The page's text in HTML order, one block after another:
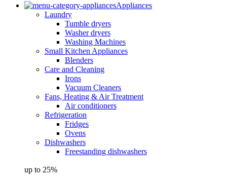
Appliances
Laundry
Tumble dryers
Washer dryers
Washing Machines
Small Kitchen Appliances
Blenders
Care and Cleaning
Irons
Vacuum Cleaners
Fans, Heating & Air Treatment
Air conditioners
Refrigeration
Fridges
Ovens
Dishwashers
Freestanding dishwashers
up to 25%